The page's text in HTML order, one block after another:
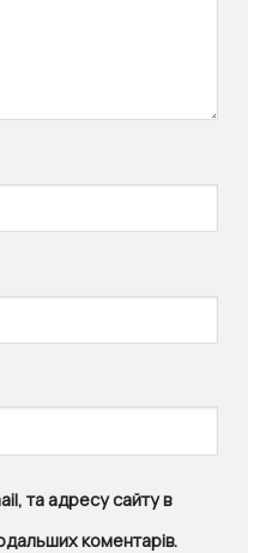
та адресу сайту в
коментарів.